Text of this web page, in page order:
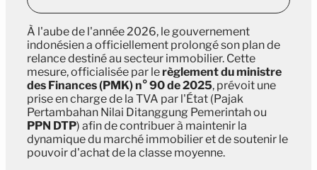
À l'aube de l'année 2026, le gouvernement
indonésien a officiellement prolongé son plan de
relance destiné au secteur immobilier. Cette
mesure, officialisée par le règlement du ministre
des Finances (PMK) n° 90 de 2025, prévoit une
prise en charge de la TVA par l'État (Pajak
Pertambahan Nilai Ditanggung Pemerintah ou
PPN DTP) afin de contribuer à maintenir la
dynamique du marché immobilier et de soutenir le
pouvoir d'achat de la classe moyenne.